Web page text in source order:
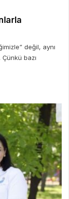
değil, aynı
bazı